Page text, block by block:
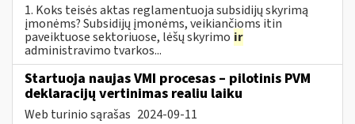
1. Koks teisės aktas reglamentuoja subsidijų skyrimą
įmonėms? Subsidijų įmonėms, veikiančioms itin
paveiktuose sektoriuose, lėšų skyrimo ir
administravimo tvarkos...
Startuoja naujas VMI procesas – pilotinis PVM
deklaracijų vertinimas realiu laiku
Web turinio sąrašas 2024-09-11